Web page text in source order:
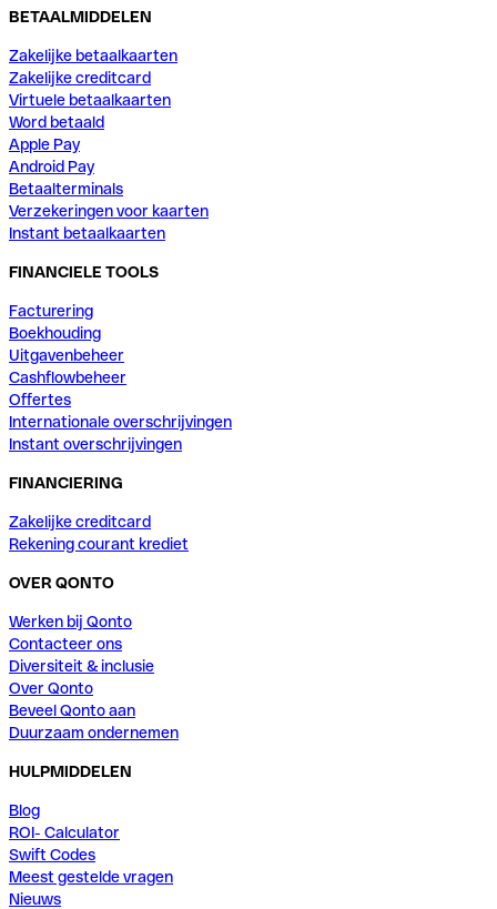
BETAALMIDDELEN
Zakelijke betaalkaarten
Zakelijke creditcard
Virtuele betaalkaarten
Word betaald
Apple Pay
Android Pay
Betaalterminals
Verzekeringen voor kaarten
Instant betaalkaarten
FINANCIELE TOOLS
Facturering
Boekhouding
Uitgavenbeheer
Cashflowbeheer
Offertes
Internationale overschrijvingen
Instant overschrijvingen
FINANCIERING
Zakelijke creditcard
Rekening courant krediet
OVER QONTO
Werken bij Qonto
Contacteer ons
Diversiteit & inclusie
Over Qonto
Beveel Qonto aan
Duurzaam ondernemen
HULPMIDDELEN
Blog
ROI- Calculator
Swift Codes
Meest gestelde vragen
Nieuws